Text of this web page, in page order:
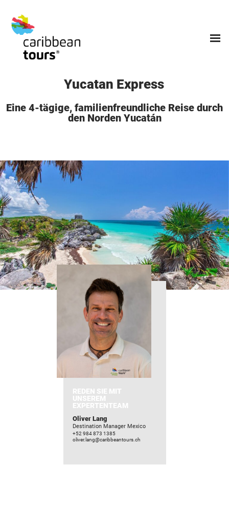
Urlaubsarten
Reisestile
Unsere Reiseziele
Für Reisende
Yucatan Express
Eine 4-tägige, familienfreundliche Reise durch
den Norden Yucatán
REDEN SIE MIT
UNSEREM
EXPERTENTEAM
Oliver Lang
Destination Manager Mexico
+52 984 873 1385
oliver.lang@caribbeantours.ch